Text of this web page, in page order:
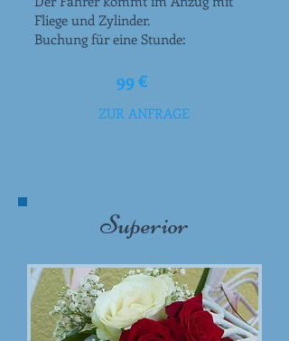
Fliege und Zylinder.
Buchung für eine Stunde:
99 €
ZUR ANFRAGE
Superior